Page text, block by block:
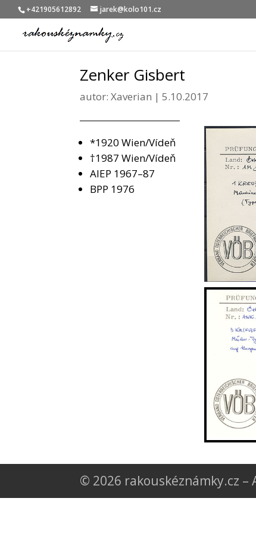
+421905612892 jarek@kolo101.cz
Zenker Gisbert
autor:Xaverian |5.10.2017
*1920 Wien/Vídeň
†1987 Wien/Vídeň
AIEP 1967–87
BPP 1976
© 2026 rakouskéznámky.cz –